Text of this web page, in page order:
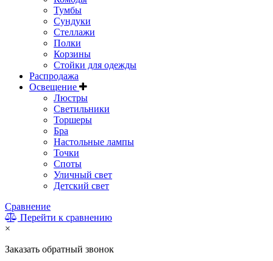
Тумбы
Сундуки
Стеллажи
Полки
Корзины
Стойки для одежды
Распродажа
Освещение
Люстры
Светильники
Торшеры
Бра
Настольные лампы
Точки
Споты
Уличный свет
Детский свет
Сравнение
Перейти к сравнению
×
Заказать обратный звонок